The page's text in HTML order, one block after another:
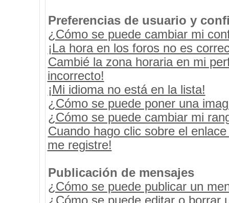
Preferencias de usuario y
¿Cómo se puede cambiar mi
¡La hora en los foros no es
Cambié la zona horaria en mi
incorrecto!
¡Mi idioma no está en la lista!
¿Cómo se puede poner una
¿Cómo se puede cambiar mi
Cuando hago clic sobre el
me registre!
Publicación de mensajes
¿Cómo se puede publicar un
¿Cómo se puede editar o borrar